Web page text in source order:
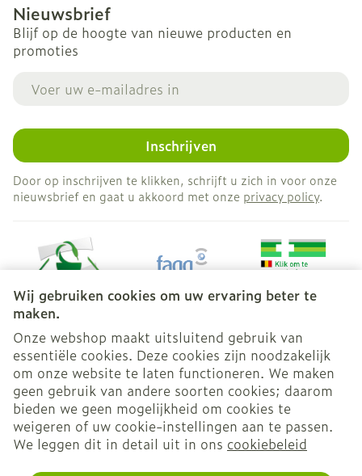
Wij gebruiken cookies om uw ervaring beter te
maken.
Onze webshop maakt uitsluitend gebruik van
essentiële cookies. Deze cookies zijn noodzakelijk
om onze website te laten functioneren. We maken
geen gebruik van andere soorten cookies; daarom
bieden we geen mogelijkheid om cookies te
weigeren of uw cookie-instellingen aan te passen.
We leggen dit in detail uit in ons cookiebeleid
Nieuwsbrief
Blijf op de hoogte van nieuwe producten en
promoties
Inschrijven
Door op inschrijven te klikken, schrijft u zich in voor onze
nieuwsbrief en gaat u akkoord met onze privacy policy.
Juridische links